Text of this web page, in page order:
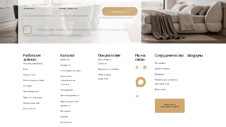
Ваше имя Номер телефона
Записаться
Отправляя заявку, Вы подтверждаете согласие на
обработку персональных данных
Работаем
для вас
Почему Idealbeds
Блог
Гарантии
Фото покупателей
Отзывы
Производство
Идеи интерьера
Наша команда
Контакты
Каталог
Диваны
Кровати
Стеновые панели
Барные и
полубарные
стулья
Полукресла
Детские кровати
Двухъярусные
кровати
Матрасы
Кресла
Банкетки
Покупателям
Доставка и
оплата
Варианты обивки
Механизмы
диванов
Мы на
связи
Сотрудничество
3D модели
Дизайнерам
Дилерам
Мебель для отелей и
ресторанов
Вакансии
Получить
консультацию
Шоурумы